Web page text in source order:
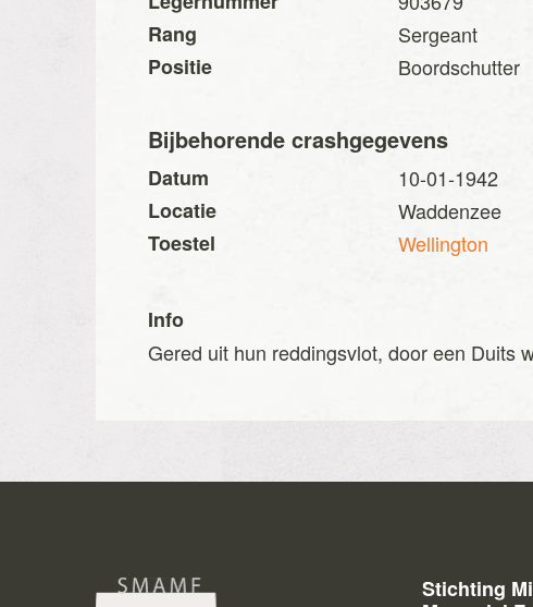
Rang
Sergeant
Positie
Boordschutter
Bijbehorende crashgegevens
Datum
10-01-1942
Locatie
Waddenzee
Toestel
Wellington
Info
Gered uit hun reddingsvlot, door een Duits
Stichting